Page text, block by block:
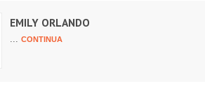
EMILY ORLANDO
... CONTINUA